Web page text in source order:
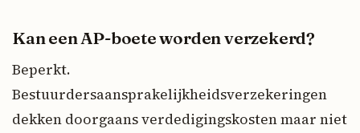
Kan een AP-boete worden verzekerd?
Beperkt.
Bestuurdersaansprakelijkheidsverzekeringen
dekken doorgaans verdedigingskosten maar niet